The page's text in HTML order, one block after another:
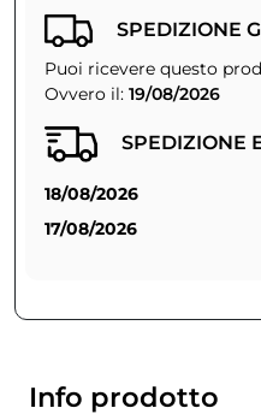
SPEDIZIONE
Puoi ricevere questo
Ovvero il: 19/08/2026
SPEDIZIONE
18/08/2026
17/08/2026
Info prodotto